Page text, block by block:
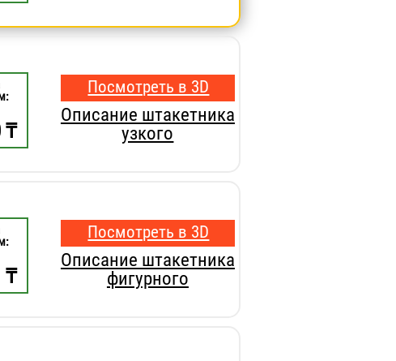
₸
Посмотреть в 3D
Описание штакетника
узкого
₸
Посмотреть в 3D
Описание штакетника
фигурного